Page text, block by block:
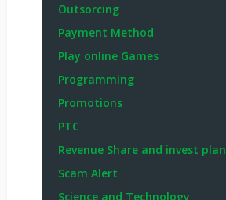
Outsorcing
Payment Method
Play online Games
Programming
Promotions
PTC
Revenue Share and invest plan
Scam Alert
Science and Technology